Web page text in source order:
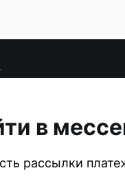
в
рассылки